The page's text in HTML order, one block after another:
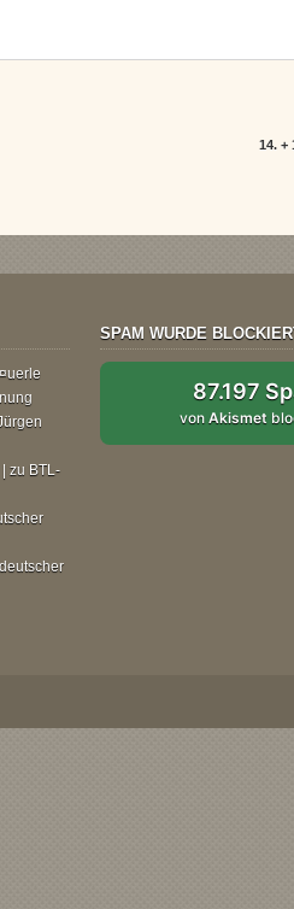
14. +
zu BTL-
SPAM WURDE
87.197
vonAkismet